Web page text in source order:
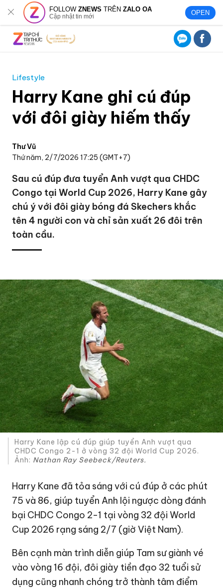
FOLLOWZNEWS TRÊNZALO OA
Cập nhật tin mới OPEN
Lifestyle
Harry Kane ghi cú đúp
với đôi giày hiếm thấy
Thư Vũ
Thứ năm, 2/7/2026 17:25 (GMT+7)
Sau cú đúp đưa tuyển Anh vượt qua CHDC
Congo tại World Cup 2026, Harry Kane gây
chú ý với đôi giày bóng đá Skechers khắc
tên 4 người con và chỉ sản xuất 26 đôi trên
toàn cầu.
Harry Kane lập cú đúp giúp tuyển Anh vượt qua
CHDC Congo 2-1 ở vòng 32 đội World Cup 2026.
Ảnh: Nathan Ray Seebeck/Reuters.
Harry Kane đã tỏa sáng với cú đúp ở các phút
75 và 86, giúp tuyển Anh lội ngược dòng đánh
bại CHDC Congo 2-1 tại vòng 32 đội World
Cup 2026 rạng sáng 2/7 (giờ Việt Nam).
Bên cạnh màn trình diễn giúp Tam sư giành vé
vào vòng 16 đội, đôi giày tiền đạo 32 tuổi sử
dụng cũng nhanh chóng trở thành tâm điểm